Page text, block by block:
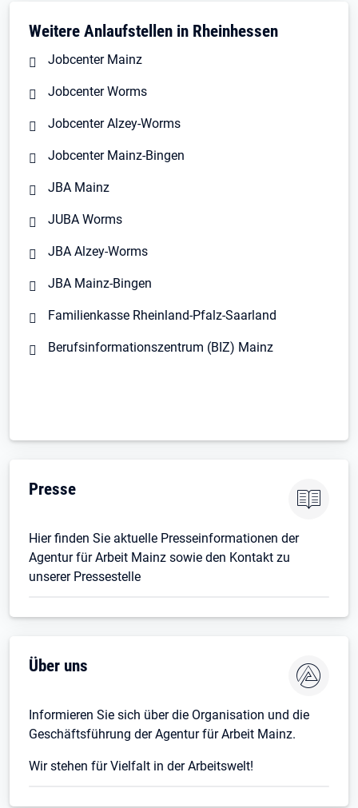
Weitere Anlaufstellen in Rheinhessen
Jobcenter Mainz
Jobcenter Worms
Jobcenter Alzey-Worms
Jobcenter Mainz-Bingen
JBA Mainz
JUBA Worms
JBA Alzey-Worms
JBA Mainz-Bingen
Familienkasse Rheinland-Pfalz-Saarland
Berufsinformationszentrum (BIZ) Mainz
Presse
Hier finden Sie aktuelle Presseinformationen der
Agentur für Arbeit Mainz sowie den Kontakt zu
unserer Pressestelle
Über uns
Informieren Sie sich über die Organisation und die
Geschäftsführung der Agentur für Arbeit Mainz.
Wir stehen für Vielfalt in der Arbeitswelt!